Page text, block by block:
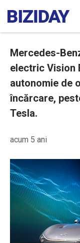
Mercedes-
electric Vision
autonomie de
încărcare,
Tesla.
acum 5 ani